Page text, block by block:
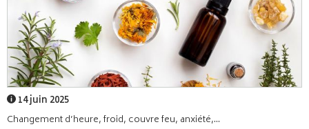
14 juin 2025
Changement d’heure, froid, couvre feu, anxiété,...